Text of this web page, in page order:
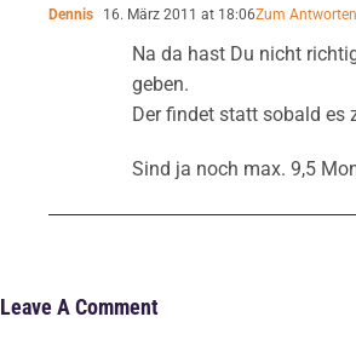
Dennis 16. März 2011 at 18:06Zum
Na da hast Du nicht
geben.
Der findet statt sobald es
Sind ja noch max. 9,5
Leave A Comment